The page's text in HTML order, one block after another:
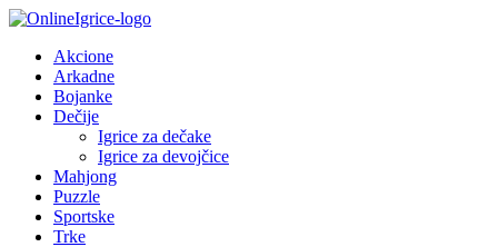
Akcione
Arkadne
Bojanke
Dečije
Igrice za dečake
Igrice za devojčice
Mahjong
Puzzle
Sportske
Trke